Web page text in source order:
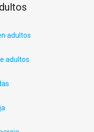
adultos
adultos